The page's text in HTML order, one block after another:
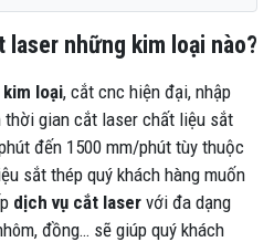
những kim loại nào?
loại, cắt cnc hiện đại, nhập
thời gian cắt laser chất liệu sắt
đến 1500 mm/phút tùy thuộc
sắt thép quý khách hàng muốn
dịch vụ cắt laser với đa dạng
đồng… sẽ giúp quý khách